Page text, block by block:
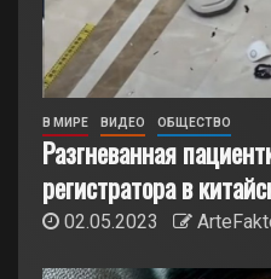
В МИРЕ ВИДЕО ОБЩЕСТВО
Разгневанная
регистратора в
02.05.2023